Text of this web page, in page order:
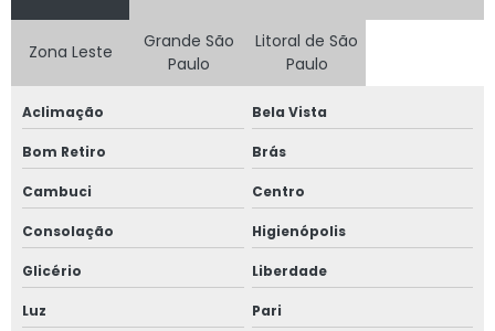
Janela acústica sobrepor
Janela acústica sobreposta
Janela acústica vidro duplo
Janela acústica vidro triplo
Janela alto padrão
Janela com alto padrão acústico
Zona Leste
Grande São
Paulo
Litoral de São
Paulo
Aclimação Bela Vista
Bom Retiro Brás
Cambuci Centro
Consolação Higienópolis
Glicério Liberdade
Luz Pari